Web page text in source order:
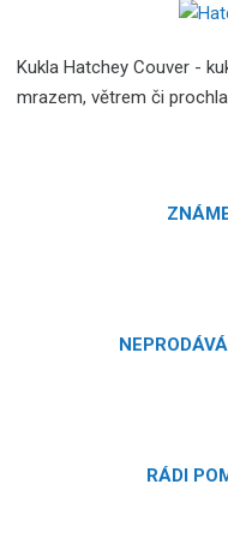
Kukla Hatchey Couver -
mrazem, větrem či
RÁDI